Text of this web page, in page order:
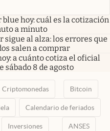
blue hoy: cuál es la cotización
a minuto
sigue al alza: los errores que
salen a comprar
a cuánto cotiza el oficial
sábado 8 de agosto
Criptomonedas Bitcoin
Calendario de feriados
Inversiones ANSES